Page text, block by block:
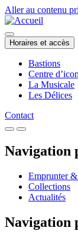
Aller au contenu
Horaires et accès
Bastions
Centre
La Musicale
Les Délices
Contact
Navigation
Emprunter
Collections
Actualités
Navigation